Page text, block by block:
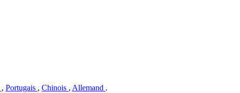
, Portugais , Chinois , Allemand .